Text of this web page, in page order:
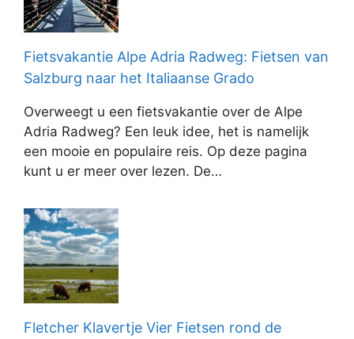
Fietsvakantie Alpe Adria Radweg: Fietsen van
Salzburg naar het Italiaanse Grado
Overweegt u een fietsvakantie over de Alpe
Adria Radweg? Een leuk idee, het is namelijk
een mooie en populaire reis. Op deze pagina
kunt u er meer over lezen. De…
Fletcher Klavertje Vier Fietsen rond de